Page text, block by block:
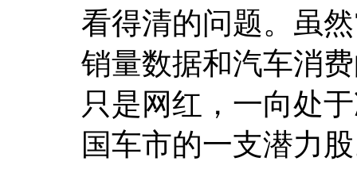
看得清的问题。虽
销量数据和汽车消
只是网红，一向处
国车市的一支潜力